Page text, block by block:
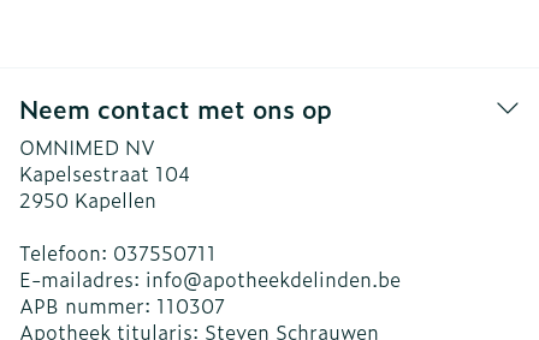
Neem contact met ons op
OMNIMED NV
Kapelsestraat 104
2950 Kapellen
Telefoon: 037550711
E-mailadres: info@apotheekdelinden.be
APB nummer: 110307
Apotheek titularis: Steven Schrauwen